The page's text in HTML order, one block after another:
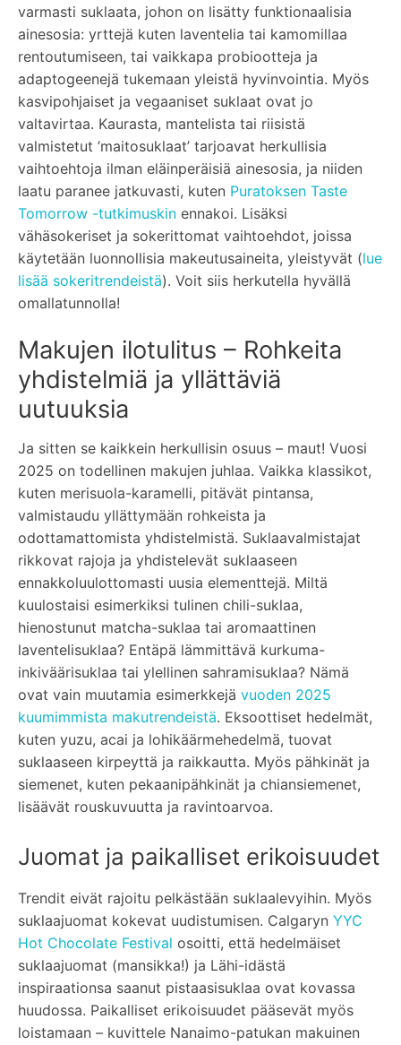
varmasti suklaata, johon on lisätty funktionaalisia
ainesosia: yrttejä kuten laventelia tai kamomillaa
rentoutumiseen, tai vaikkapa probiootteja ja
adaptogeenejä tukemaan yleistä hyvinvointia. Myös
kasvipohjaiset ja vegaaniset suklaat ovat jo
valtavirtaa. Kaurasta, mantelista tai riisistä
valmistetut ’maitosuklaat’ tarjoavat herkullisia
vaihtoehtoja ilman eläinperäisiä ainesosia, ja niiden
laatu paranee jatkuvasti, kuten Puratoksen Taste
Tomorrow -tutkimuskin ennakoi. Lisäksi
vähäsokeriset ja sokerittomat vaihtoehdot, joissa
käytetään luonnollisia makeutusaineita, yleistyvät (lue
lisää sokeritrendeistä). Voit siis herkutella hyvällä
omallatunnolla!
Makujen ilotulitus – Rohkeita
yhdistelmiä ja yllättäviä
uutuuksia
Ja sitten se kaikkein herkullisin osuus – maut! Vuosi
2025 on todellinen makujen juhlaa. Vaikka klassikot,
kuten merisuola-karamelli, pitävät pintansa,
valmistaudu yllättymään rohkeista ja
odottamattomista yhdistelmistä. Suklaavalmistajat
rikkovat rajoja ja yhdistelevät suklaaseen
ennakkoluulottomasti uusia elementtejä. Miltä
kuulostaisi esimerkiksi tulinen chili-suklaa,
hienostunut matcha-suklaa tai aromaattinen
laventelisuklaa? Entäpä lämmittävä kurkuma-
inkiväärisuklaa tai ylellinen sahramisuklaa? Nämä
ovat vain muutamia esimerkkejä vuoden 2025
kuumimmista makutrendeistä. Eksoottiset hedelmät,
kuten yuzu, acai ja lohikäärmehedelmä, tuovat
suklaaseen kirpeyttä ja raikkautta. Myös pähkinät ja
siemenet, kuten pekaanipähkinät ja chiansiemenet,
lisäävät rouskuvuutta ja ravintoarvoa.
Juomat ja paikalliset erikoisuudet
Trendit eivät rajoitu pelkästään suklaalevyihin. Myös
suklaajuomat kokevat uudistumisen. Calgaryn YYC
Hot Chocolate Festival osoitti, että hedelmäiset
suklaajuomat (mansikka!) ja Lähi-idästä
inspiraationsa saanut pistaasisuklaa ovat kovassa
huudossa. Paikalliset erikoisuudet pääsevät myös
loistamaan – kuvittele Nanaimo-patukan makuinen